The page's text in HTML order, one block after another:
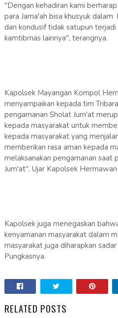
"Dengan kehadiran kami
para Jama'ah bisa khusyuk
dan kondusif tidak satupun
kamtibmas lainnya", terangnya.
Kapolsek Mayangan Kompol
menyampaikan kepada tim
pengamanan Sholat Jum'at
kepada masyarakat untuk
kepada masyarakat yang
memberikan rasa aman kepada
melaksanakan pengamanan saat
Jum'at". Ujar Kapolsek Hermawan
Kapolsek juga menegaskan
kenyamanan masyarakat dalam
masyarakat juga diharapkan
Pungkasnya.
RELATED POSTS